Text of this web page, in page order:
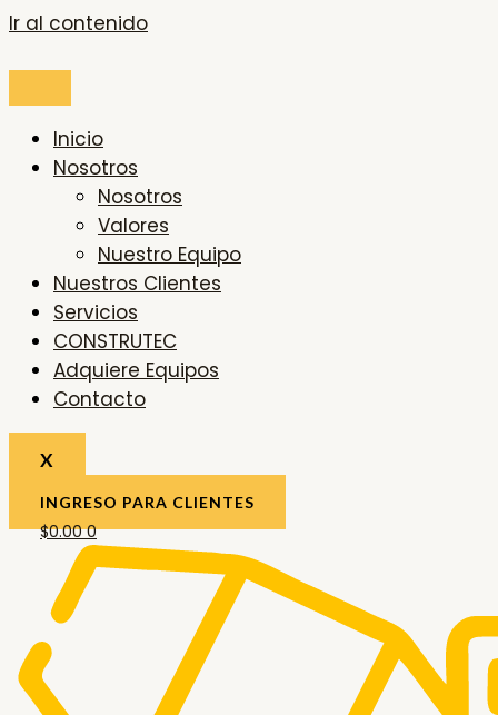
Ir al contenido
Inicio
Nosotros
Nosotros
Valores
Nuestro Equipo
Nuestros Clientes
Servicios
CONSTRUTEC
Adquiere Equipos
Contacto
X
INGRESO PARA CLIENTES
$0.00 0